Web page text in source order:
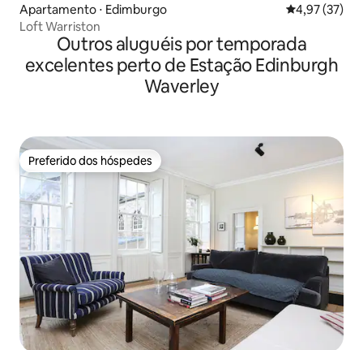
Apartamento ⋅ Edimburgo 4,97 de uma
4,97 (37)
Loft Warriston
Outros aluguéis por temporada
excelentes perto de Estação Edinburgh
Waverley
Preferido dos hóspedes
Preferido dos hóspedes